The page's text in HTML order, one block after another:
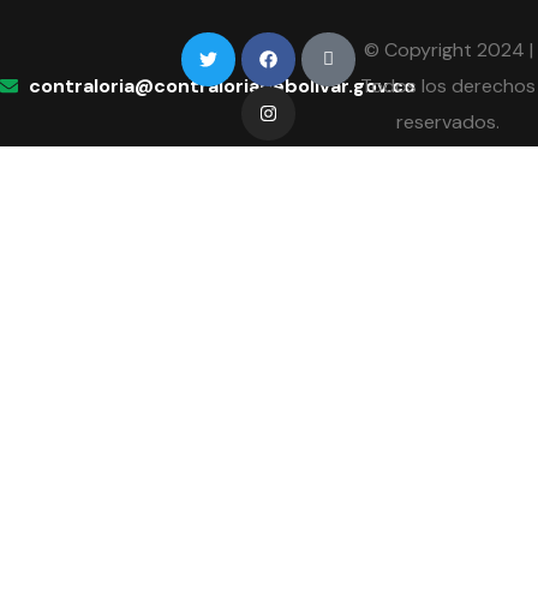
contraloria@contraloriadebolivar.gov.co
© Copyright 2024 |
Todos los derechos
reservados.